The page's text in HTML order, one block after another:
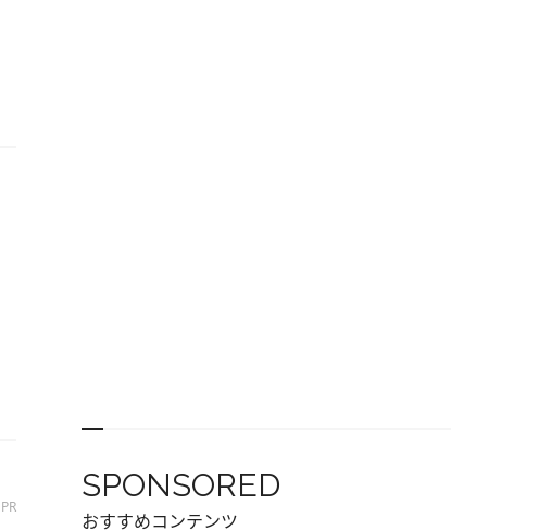
PR
SPONSORED
おすすめコンテンツ